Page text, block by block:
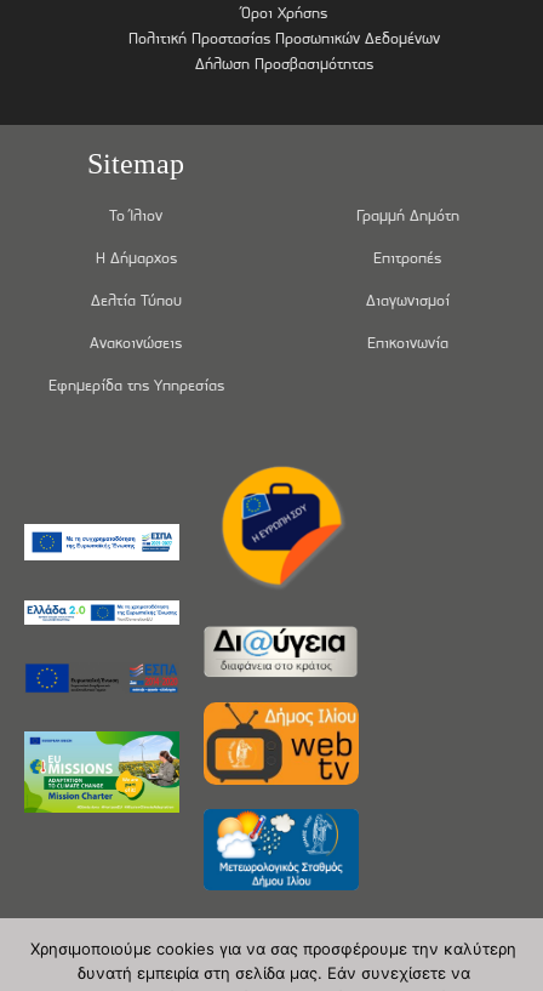
Όροι Χρήσης
Πολιτική Προστασίας Προσωπικών Δεδομένων
Δήλωση Προσβασιμότητας
Sitemap
Το Ίλιον
Η Δήμαρχος
Δελτία Τύπου
Ανακοινώσεις
Εφημερίδα της Υπηρεσίας
Γραμμή Δημότη
Επιτροπές
Διαγωνισμοί
Επικοινωνία
Χρησιμοποιούμε cookies για να σας προσφέρουμε την καλύτερη
δυνατή εμπειρία στη σελίδα μας. Εάν συνεχίσετε να